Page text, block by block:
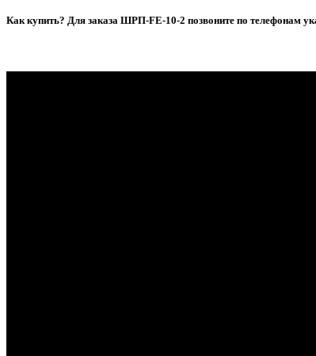
Как купить? Для заказа ШРП-FE-10-2 позвоните по телефонам